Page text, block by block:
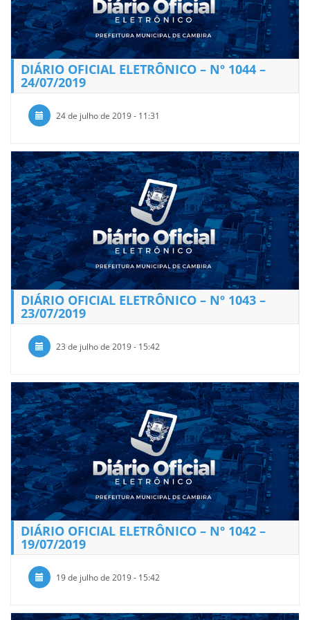
DIÁRIO OFICIAL ELETRÔNICO – Nº 1044 –
24/07/2019
24 de julho de 2019 - 11:31
DIÁRIO OFICIAL ELETRÔNICO – Nº 1043 –
23/07/2019
23 de julho de 2019 - 15:42
DIÁRIO OFICIAL ELETRÔNICO – Nº 1042 –
19/07/2019
19 de julho de 2019 - 15:42